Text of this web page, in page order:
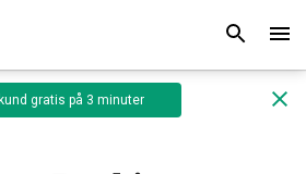
gratis på 3 minuter